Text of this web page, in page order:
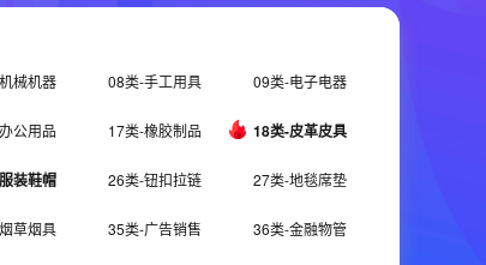
械机器 08类-手工用具 09类-电子电器
公用品 17类-橡胶制品 18类-皮革皮具
装鞋帽 26类-钮扣拉链 27类-地毯席垫
草烟具 35类-广告销售 36类-金融物管